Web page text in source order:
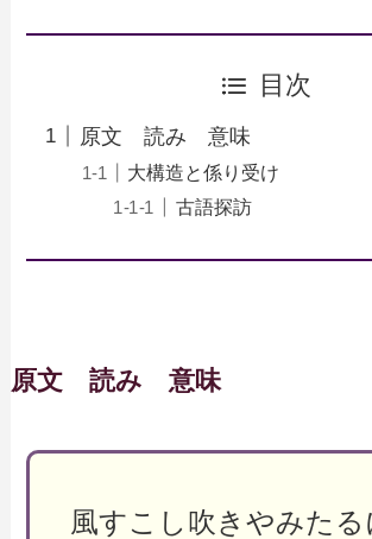
目次
原文 読み 意味
大構造と係り受け
古語探訪
原文 読み 意味
風すこし吹きやみた